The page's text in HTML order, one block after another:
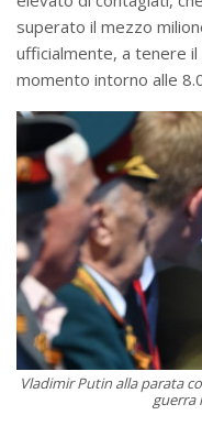
superato il mezzo
ufficialmente, a tenere
momento intorno alle
Vladimir Putin alla parata
guerra